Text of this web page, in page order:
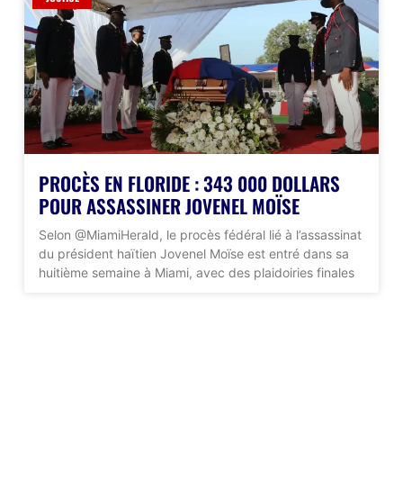
PROCÈS EN FLORIDE : 343 000 DOLLARS
POUR ASSASSINER JOVENEL MOÏSE
Selon @MiamiHerald, le procès fédéral lié à l’assassinat
du président haïtien Jovenel Moïse est entré dans sa
huitième semaine à Miami, avec des plaidoiries finales